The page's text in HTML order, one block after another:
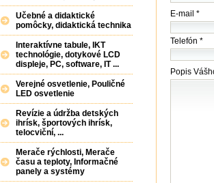
E-mail *
Telefón *
Popis
Učebné a didaktické
pomôcky, didaktická technika
Interaktívne tabule, IKT
technológie, dotykové LCD
displeje, PC, software, IT ...
Verejné osvetlenie, Pouličné
LED osvetlenie
Revízie a údržba detských
ihrísk, športových ihrísk,
telocviční, ...
Merače rýchlosti, Merače
času a teploty, Informačné
panely a systémy